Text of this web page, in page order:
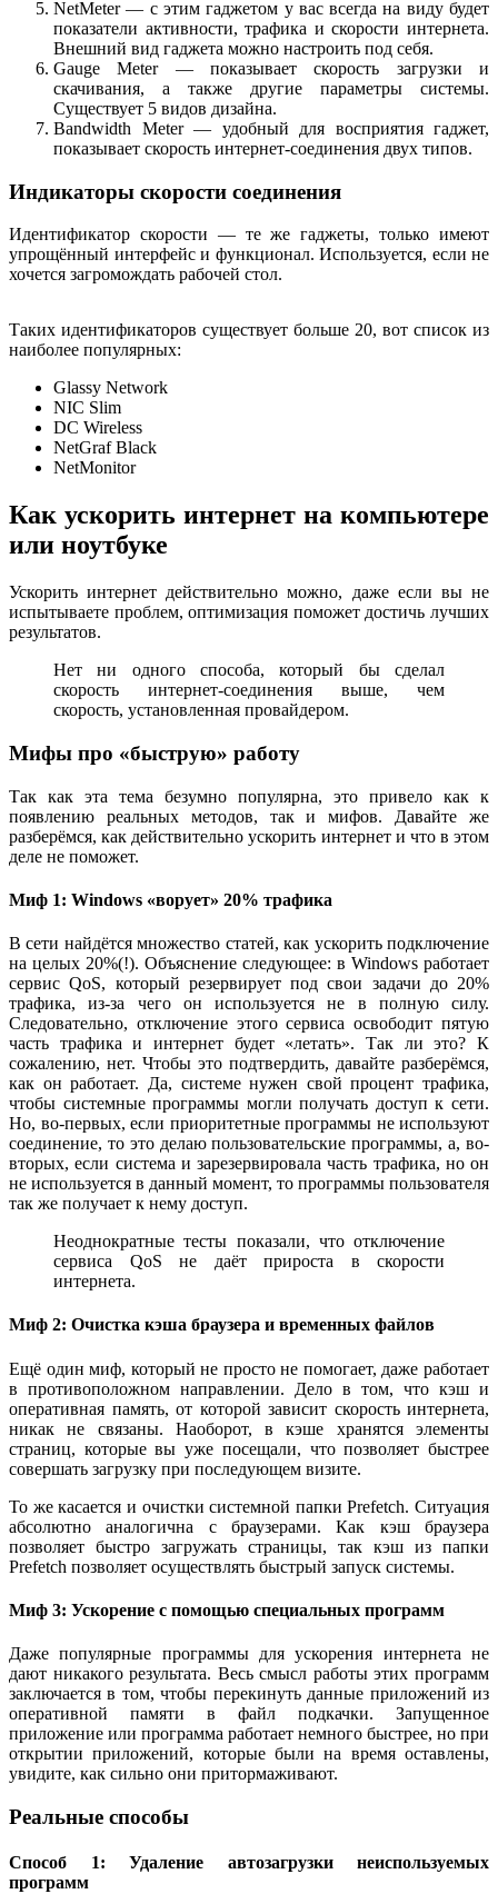
NetMeter — с этим гаджетом у вас всегда на виду будет
показатели активности, трафика и скорости интернета.
Внешний вид гаджета можно настроить под себя.
Gauge Meter — показывает скорость загрузки и
скачивания, а также другие параметры системы.
Существует 5 видов дизайна.
Bandwidth Meter — удобный для восприятия гаджет,
показывает скорость интернет-соединения двух типов.
Индикаторы скорости соединения
Идентификатор скорости — те же гаджеты, только имеют
упрощённый интерфейс и функционал. Используется, если не
хочется загромождать рабочей стол.
Таких идентификаторов существует больше 20, вот список из
наиболее популярных:
Glassy Network
NIC Slim
DC Wireless
NetGraf Black
NetMonitor
Как ускорить интернет на компьютере
или ноутбуке
Ускорить интернет действительно можно, даже если вы не
испытываете проблем, оптимизация поможет достичь лучших
результатов.
Нет ни одного способа, который бы сделал
скорость интернет-соединения выше, чем
скорость, установленная провайдером.
Мифы про «быструю» работу
Так как эта тема безумно популярна, это привело как к
появлению реальных методов, так и мифов. Давайте же
разберёмся, как действительно ускорить интернет и что в этом
деле не поможет.
Миф 1: Windows «ворует» 20% трафика
В сети найдётся множество статей, как ускорить подключение
на целых 20%(!). Объяснение следующее: в Windows работает
сервис QoS, который резервирует под свои задачи до 20%
трафика, из-за чего он используется не в полную силу.
Следовательно, отключение этого сервиса освободит пятую
часть трафика и интернет будет «летать». Так ли это? К
сожалению, нет. Чтобы это подтвердить, давайте разберёмся,
как он работает. Да, системе нужен свой процент трафика,
чтобы системные программы могли получать доступ к сети.
Но, во-первых, если приоритетные программы не используют
соединение, то это делаю пользовательские программы, а, во-
вторых, если система и зарезервировала часть трафика, но он
не используется в данный момент, то программы пользователя
так же получает к нему доступ.
Неоднократные тесты показали, что отключение
сервиса QoS не даёт прироста в скорости
интернета.
Миф 2: Очистка кэша браузера и временных файлов
Ещё один миф, который не просто не помогает, даже работает
в противоположном направлении. Дело в том, что кэш и
оперативная память, от которой зависит скорость интернета,
никак не связаны. Наоборот, в кэше хранятся элементы
страниц, которые вы уже посещали, что позволяет быстрее
совершать загрузку при последующем визите.
То же касается и очистки системной папки Prefetch. Ситуация
абсолютно аналогична с браузерами. Как кэш браузера
позволяет быстро загружать страницы, так кэш из папки
Prefetch позволяет осуществлять быстрый запуск системы.
Миф 3: Ускорение с помощью специальных программ
Даже популярные программы для ускорения интернета не
дают никакого результата. Весь смысл работы этих программ
заключается в том, чтобы перекинуть данные приложений из
оперативной памяти в файл подкачки. Запущенное
приложение или программа работает немного быстрее, но при
открытии приложений, которые были на время оставлены,
увидите, как сильно они притормаживают.
Реальные способы
Способ 1: Удаление автозагрузки неиспользуемых
программ